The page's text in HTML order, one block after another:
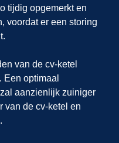
tijdig opgemerkt en
voordat er een storing
van de cv-ketel
optimaal
aanzienlijk zuiniger
van de cv-ketel en